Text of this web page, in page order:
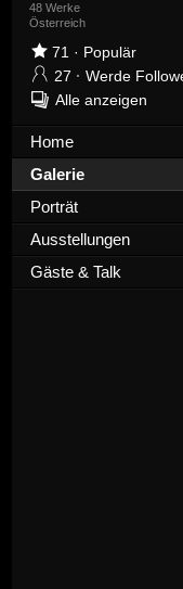
48 Werke
Österreich
71 · Populär
27 · Werde
Alle anzeigen
Home
Galerie
Porträt
Ausstellungen
Gäste & Talk